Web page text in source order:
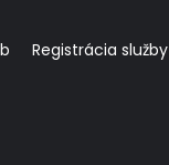
Registrácia služby